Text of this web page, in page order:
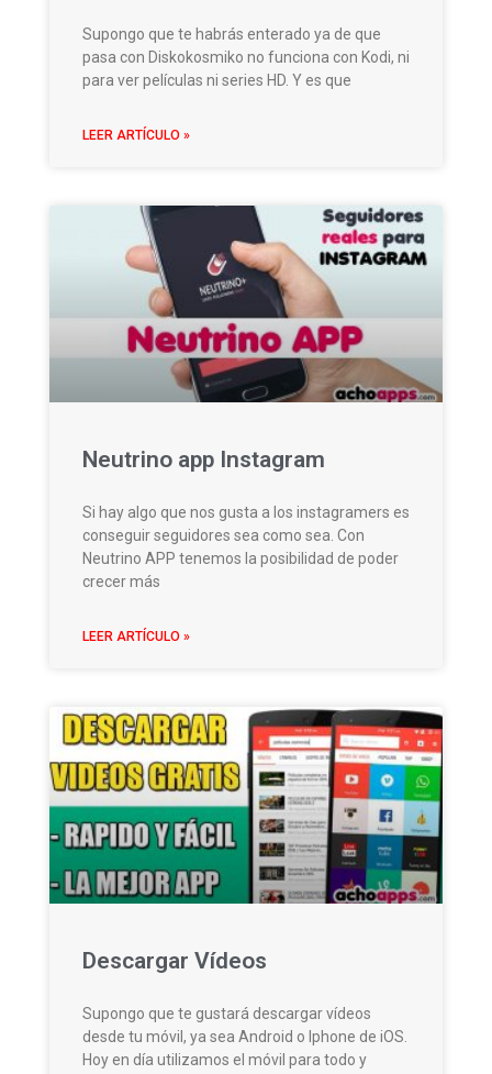
Supongo que te habrás enterado ya de que
pasa con Diskokosmiko no funciona con Kodi, ni
para ver películas ni series HD. Y es que
LEER ARTÍCULO »
Neutrino app Instagram
Si hay algo que nos gusta a los instagramers es
conseguir seguidores sea como sea. Con
Neutrino APP tenemos la posibilidad de poder
crecer más
LEER ARTÍCULO »
Descargar Vídeos
Supongo que te gustará descargar vídeos
desde tu móvil, ya sea Android o Iphone de iOS.
Hoy en día utilizamos el móvil para todo y